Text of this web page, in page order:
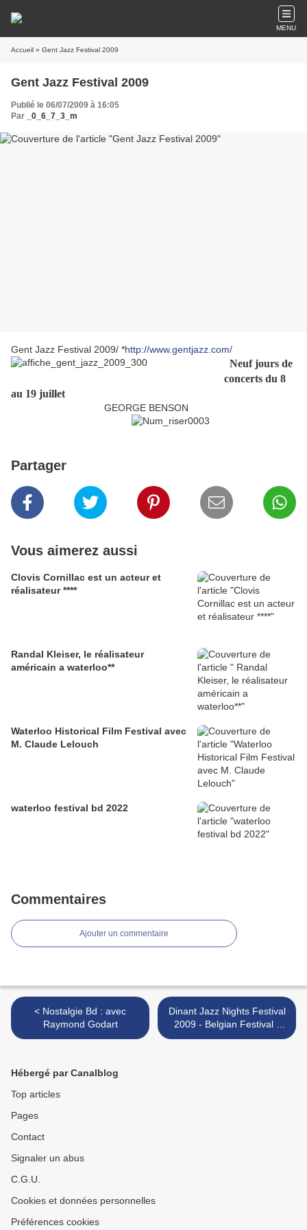
MENU
Accueil » Gent Jazz Festival 2009
Gent Jazz Festival 2009
Publié le 06/07/2009 à 16:05
Par
_0_6_7_3_m
Gent Jazz Festival 2009/ *http://www.gentjazz.com/
Neuf jours de
concerts du 8
au 19 juillet
GEORGE BENSON
Partager
Vous aimerez aussi
Clovis Cornillac est un acteur et
réalisateur ****
Randal Kleiser, le réalisateur
américain a waterloo**
Waterloo Historical Film Festival avec
M. Claude Lelouch
waterloo festival bd 2022
Commentaires
Ajouter un commentaire
< Nostalgie Bd : avec
Raymond Godart
Dinant Jazz Nights Festival
2009 - Belgian Festival -
Festival ... >
Hébergé par Canalblog
Top articles
Pages
Contact
Signaler un abus
C.G.U.
Cookies et données personnelles
Préférences cookies